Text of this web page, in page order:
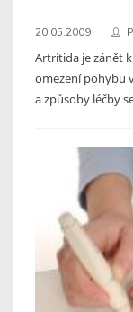
20.05.2009
Artritida je zánět
omezení pohybu
a způsoby léčby